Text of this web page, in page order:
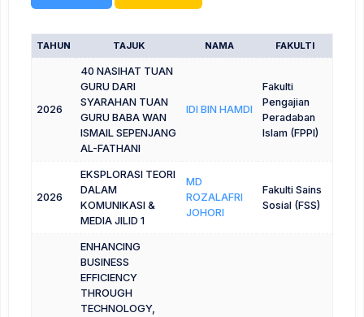
TAHUN TAJUK NAMA FAKULTI
2026
40 NASIHAT TUAN
GURU DARI
SYARAHAN TUAN
GURU BABA WAN
ISMAIL SEPENJANG
AL-FATHANI
IDI BIN HAMDI
Fakulti
Pengajian
Peradaban
Islam (FPPI)
2026
EKSPLORASI TEORI
DALAM
KOMUNIKASI &
MEDIA JILID 1
MD
ROZALAFRI
JOHORI
Fakulti Sains
Sosial (FSS)
ENHANCING
BUSINESS
EFFICIENCY
THROUGH
TECHNOLOGY,